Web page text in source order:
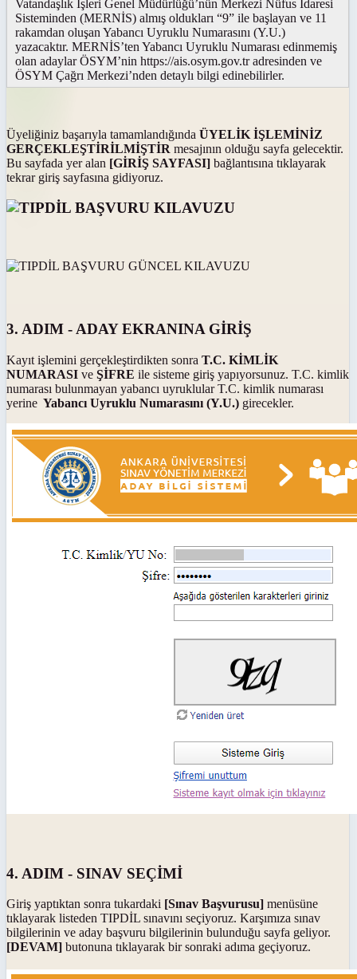
Vatandaşlık İşleri Genel Müdürlüğü’nün Merkezi Nüfus İdaresi
Sisteminden (MERNİS) almış oldukları “9” ile başlayan ve 11
rakamdan oluşan Yabancı Uyruklu Numarasını (Y.U.)
yazacaktır. MERNİS’ten Yabancı Uyruklu Numarası edinmemiş
olan adaylar ÖSYM’nin https://ais.osym.gov.tr adresinden ve
ÖSYM Çağrı Merkezi’nden detaylı bilgi edinebilirler.
Üyeliğiniz başarıyla tamamlandığında ÜYELİK İŞLEMİNİZ
GERÇEKLEŞTİRİLMİŞTİR mesajının olduğu sayfa gelecektir.
Bu sayfada yer alan [GİRİŞ SAYFASI] bağlantısına tıklayarak
tekrar giriş sayfasına gidiyoruz.
3. ADIM - ADAY EKRANINA GİRİŞ
Kayıt işlemini gerçekleştirdikten sonra T.C. KİMLİK
NUMARASI ve ŞİFRE ile sisteme giriş yapıyorsunuz. T.C. kimlik
numarası bulunmayan yabancı uyruklular T.C. kimlik numarası
yerine Yabancı Uyruklu Numarasını (Y.U.) girecekler.
4. ADIM - SINAV SEÇİMİ
Giriş yaptıktan sonra tukardaki [Sınav Başvurusu] menüsüne
tıklayarak listeden TIPDİL sınavını seçiyoruz. Karşımıza sınav
bilgilerinin ve aday başvuru bilgilerinin bulunduğu sayfa geliyor.
[DEVAM] butonuna tıklayarak bir sonraki adıma geçiyoruz.